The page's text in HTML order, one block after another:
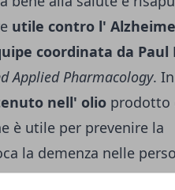
utile contro l'
coordinata da Paul
Applied Pharmacology.
nell' olio prodotto
è utile per prevenire la
la demenza nelle
Questa scoperta sulle